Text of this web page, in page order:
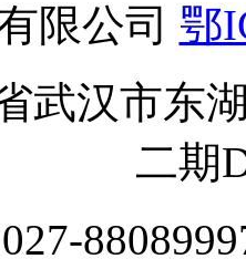
限公司 鄂
武汉市东
二期